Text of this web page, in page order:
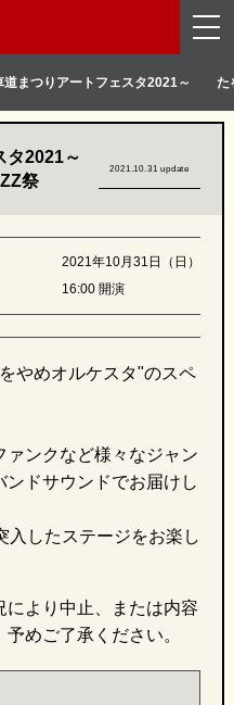
本文へスキップ。
道まつりアートフェスタ2021～ たを
タ2021～
祭
2021.10.31 update
2021年10月31日（日）
16:00 開演
やめオルケスタ"のスペ
ァンクなど様々なジャン
ンドサウンドでお届けし
入したステージをお楽し
より中止、または内容
めご了承ください。